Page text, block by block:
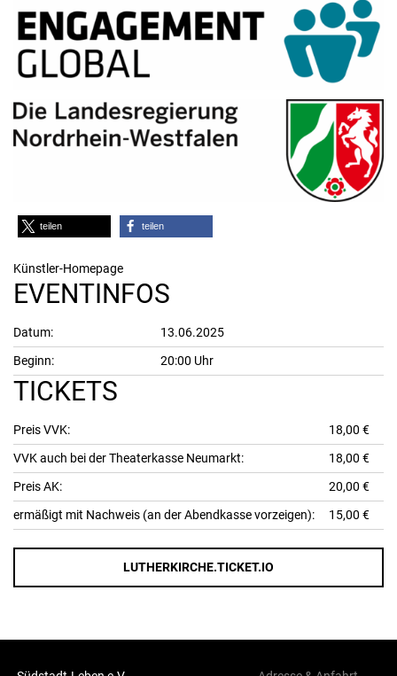
teilen teilen
Künstler-Homepage
EVENTINFOS
Datum:
13.06.2025
Beginn:
20:00 Uhr
TICKETS
Preis VVK:
18,00 €
VVK auch bei der Theaterkasse Neumarkt:
18,00 €
Preis AK:
20,00 €
ermäßigt mit Nachweis (an der Abendkasse vorzeigen):
15,00 €
LUTHERKIRCHE.TICKET.IO